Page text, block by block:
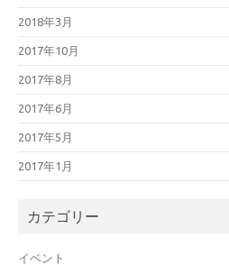
2018年3月
2017年10月
2017年8月
2017年6月
2017年5月
2017年1月
カテゴリー
イベント